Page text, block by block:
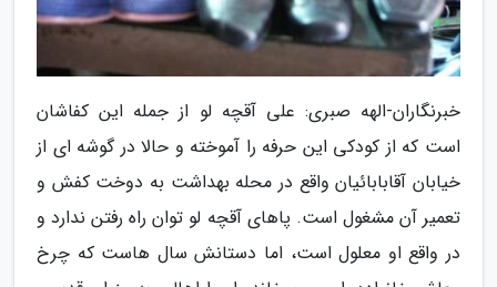
خبرنگاران-الهه صبری: علی آقچه لو از جمله این کفاشان
است که از کودکی این حرفه را آموخته و حالا در گوشه ای از
خیابان آقابابائیان واقع در محله بهداشت به دوخت کفش و
تعمیر آن مشغول است. پاهای آقچه لو توان راه رفتن ندارد و
در واقع او معلول است، اما دستانش سال هاست که چرخ